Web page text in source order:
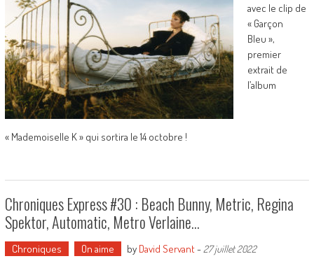
avec le clip de
« Garçon
Bleu »,
premier
extrait de
l’album
« Mademoiselle K » qui sortira le 14 octobre !
Chroniques Express #30 : Beach Bunny, Metric, Regina
Spektor, Automatic, Metro Verlaine…
Chroniques On aime by David Servant- 27 juillet 2022